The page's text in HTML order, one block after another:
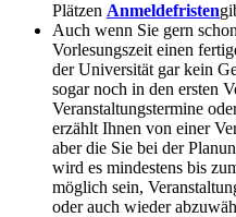
Plätzen Anmeldefristen
Auch wenn Sie gern
Vorlesungszeit einen
der Universität gar kein
sogar noch in den ersten
Veranstaltungstermine
erzählt Ihnen von einer
aber die Sie bei der
wird es mindestens bis
möglich sein,
oder auch wieder